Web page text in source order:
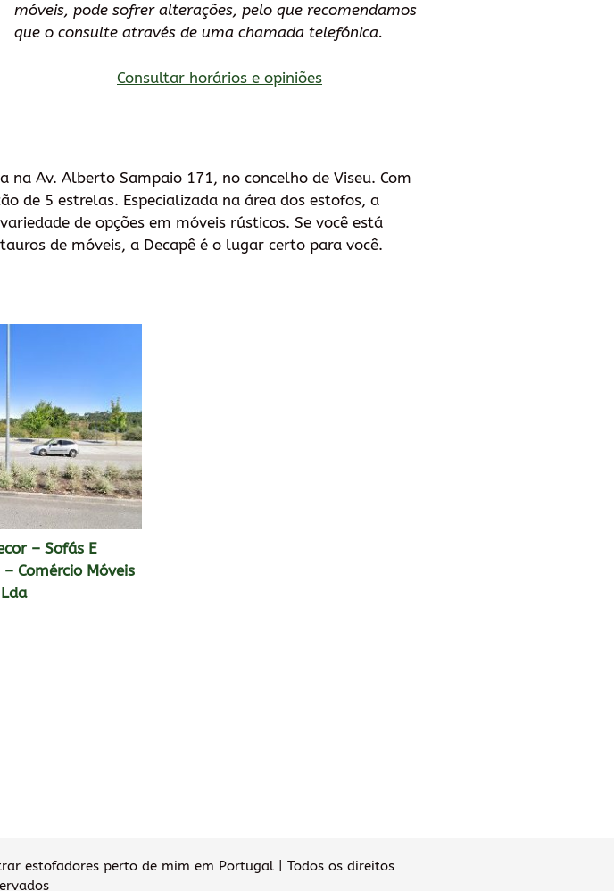
móveis, pode sofrer alterações, pelo que recomendamos
que o consulte através de uma chamada telefónica.
Consultar horários e opiniões
na Av. Alberto Sampaio 171, no concelho de Viseu. Com
de 5 estrelas. Especializada na área dos estofos, a
de opções em móveis rústicos. Se você está
de móveis, a Decapê é o lugar certo para você.
– Sofás E
Comércio Móveis
Lda
estofadores perto de mim em Portugal | Todos os direitos